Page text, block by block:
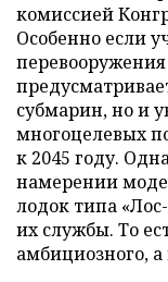
комиссией
Особенно если
субмарин, но и
многоцелевых
к 2045 году.
намерении
лодок типа
их службы. То
амбициозного,